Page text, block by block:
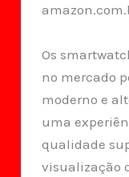
Os
no mercado
moderno e
uma
qualidade
visualização